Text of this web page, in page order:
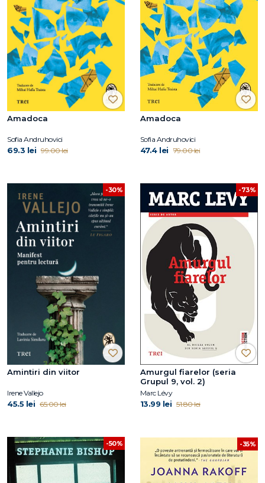
Amadoca
Sofia Andruhovici
69.3 lei 99.00 lei
Amadoca
Sofia Andruhovici
47.4 lei 79.00 lei
-30%
Amintiri din viitor
Irene Vallejo
45.5 lei 65.00 lei
-73%
Amurgul fiarelor (seria
Grupul 9, vol. 2)
Marc Lévy
13.99 lei 51.80 lei
-50% -35%